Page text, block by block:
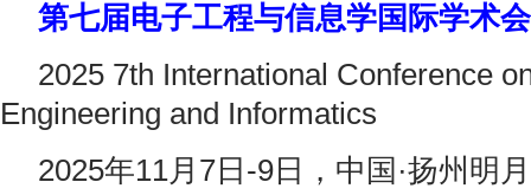
第七届电子工程与信息学国际学术
2025 7th International Conference
Engineering and Informatics
2025年11月7日-9日，中国·扬州明